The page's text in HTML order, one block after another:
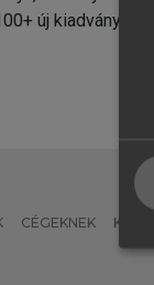
új kiadvány.
CÉGEKNEK